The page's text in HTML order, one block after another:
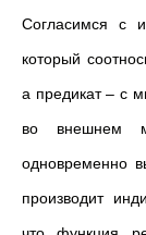
Согласимся с
который
а предикат– с
во внешнем
одновременно
производит